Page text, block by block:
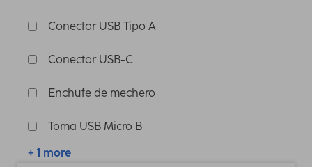
Conector USB Tipo A
Conector USB-C
Enchufe de mechero
Toma USB Micro B
+ 1 more